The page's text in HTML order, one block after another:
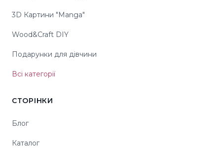
3D Картини "Manga"
Wood&Craft DIY
Подарунки для дівчини
Всі категорії
СТОРІНКИ
Блог
Каталог